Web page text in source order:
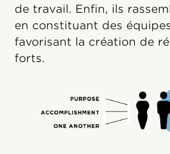
de travail. Enfin, ils
en constituant des
favorisant la création de
forts.